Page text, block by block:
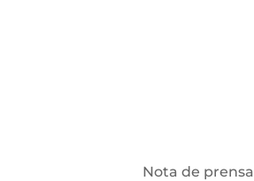
Nota de prensa